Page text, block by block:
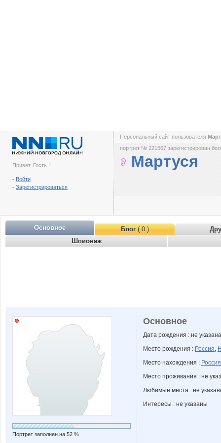
Привет, Гость !
- Войти
- Зарегистрироваться
Персональный сайт пользователя
портрет № 221567 зарегистрирован
Мартуся
Основное Блог( 0 )
Шпионаж
Портрет заполнен на 52 %
Основное
Дата рождения : не указана
Место рождения : Россия,
Место нахождения : Россия
Место проживания : не
Любимые места : не
Интересы : не указаны